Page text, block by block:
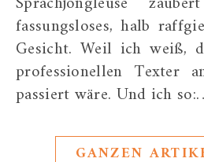
fassungsloses, halb
Gesicht. Weil ich weiß,
professionellen Texter
passiert wäre. Und ich
GANZEN